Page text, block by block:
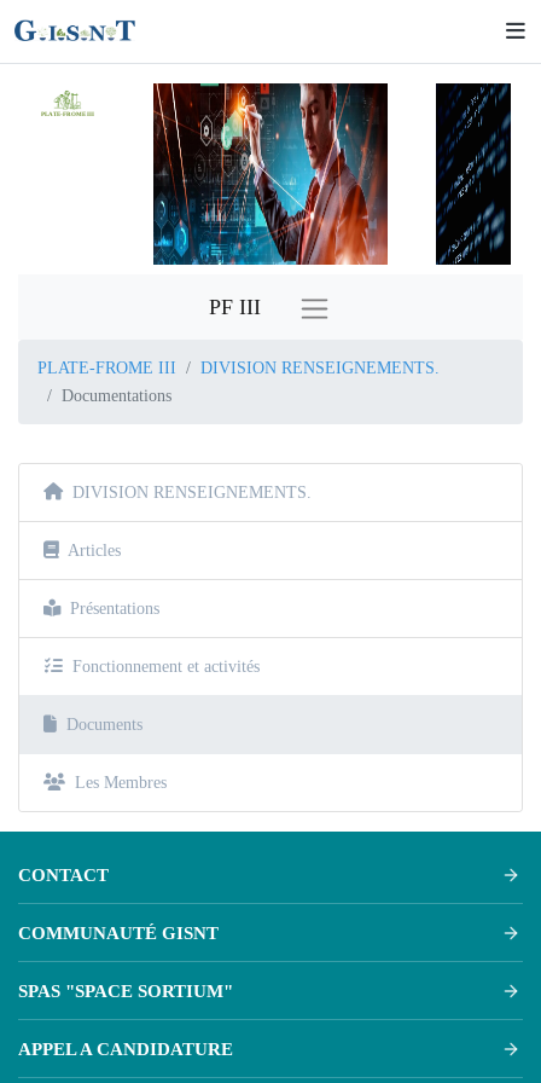
PLATE-FROME III
PF III
PLATE-FROME III
DIVISION RENSEIGNEMENTS.
Documentations
DIVISION RENSEIGNEMENTS.
Articles
Présentations
Fonctionnement et activités
Documents
Les Membres
CONTACT
COMMUNAUTÉ GISNT
SPAS "SPACE SORTIUM"
APPEL A CANDIDATURE